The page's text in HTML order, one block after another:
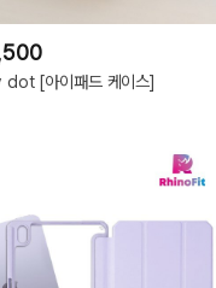
dot [아이패드 케이스]